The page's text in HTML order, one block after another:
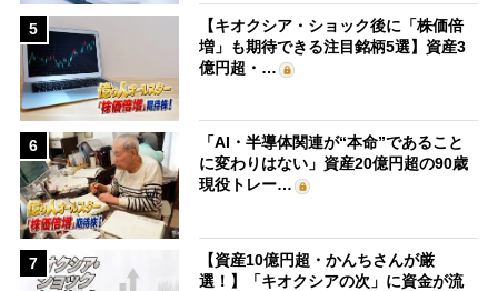
5
【キオクシア・ショック後に「株価倍
増」も期待できる注目銘柄5選】資産3
億円超・…
6
「AI・半導体関連が“本命”であること
に変わりはない」資産20億円超の90歳
現役トレー…
7
【資産10億円超・かんちさんが厳
選！】「キオクシアの次」に資金が流